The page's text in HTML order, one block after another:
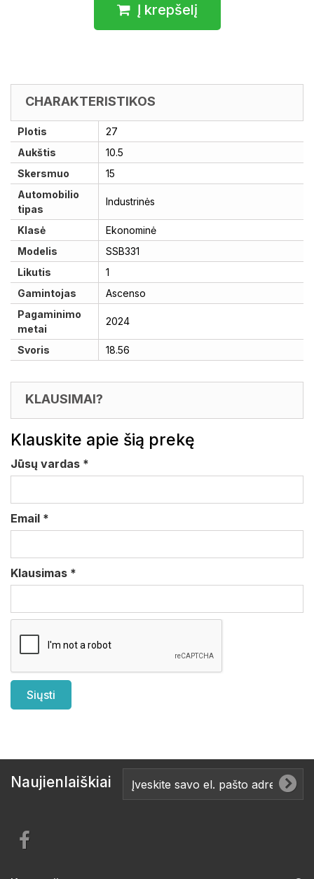
Į krepšelį
CHARAKTERISTIKOS
Plotis
27
Aukštis
10.5
Skersmuo
15
Automobilio
tipas
Industrinės
Klasė
Ekonominė
Modelis
SSB331
Likutis
1
Gamintojas
Ascenso
Pagaminimo
metai
2024
Svoris 18.56
KLAUSIMAI?
Klauskite apie šią prekę
Jūsų vardas *
Email *
Klausimas *
Naujienlaiškiai